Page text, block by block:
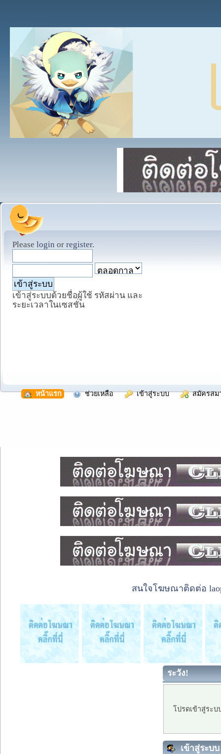
Please login or register.
เข้าสู่ระบบด้วยชื่อผู้ใช้ รหัสผ่าน และ
ระยะเวลาในเซสชั่น
หน้าแรก ช่วยเหลือ เข้าสู่ระบบ สมัครสม
สนใจโฆษณาติดต่อ
ระวัง!
โปรดเข้าสู่ระ
เข้าสู่ระบบ